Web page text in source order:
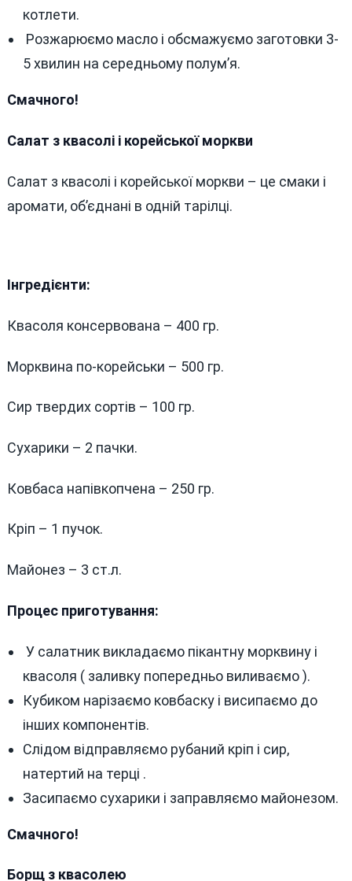
котлети.
Розжарюємо масло і обсмажуємо заготовки 3-
5 хвилин на середньому полум’я.
Смачного!
Салат з квасолі і корейської моркви
Салат з квасолі і корейської моркви – це смаки і
аромати, об’єднані в одній тарілці.
Інгредієнти:
Квасоля консервована – 400 гр.
Морквина по-корейськи – 500 гр.
Сир твердих сортів – 100 гр.
Сухарики – 2 пачки.
Ковбаса напівкопчена – 250 гр.
Кріп – 1 пучок.
Майонез – 3 ст.л.
Процес приготування:
У салатник викладаємо пікантну морквину і
квасоля ( заливку попередньо виливаємо ).
Кубиком нарізаємо ковбаску і висипаємо до
інших компонентів.
Слідом відправляємо рубаний кріп і сир,
натертий на терці .
Засипаємо сухарики і заправляємо майонезом.
Смачного!
Борщ з квасолею